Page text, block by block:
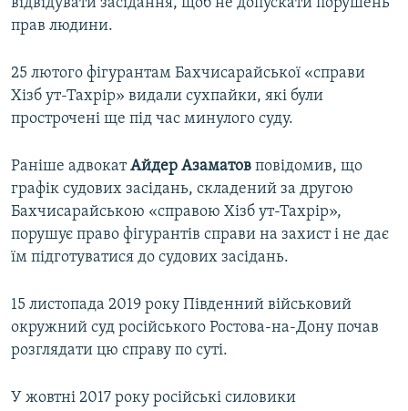
відвідувати засідання, щоб не допускати порушень
прав людини.
25 лютого фігурантам Бахчисарайської «справи
Хізб ут-Тахрір» видали сухпайки, які були
прострочені ще під час минулого суду.
Раніше адвокатАйдер Азаматов повідомив, що
графік судових засідань, складений за другою
Бахчисарайською «справою Хізб ут-Тахрір»,
порушує право фігурантів справи на захист і не дає
їм підготуватися до судових засідань.
15 листопада 2019 року Південний військовий
окружний суд російського Ростова-на-Дону почав
розглядати цю справу по суті.
У жовтні 2017 року російські силовики